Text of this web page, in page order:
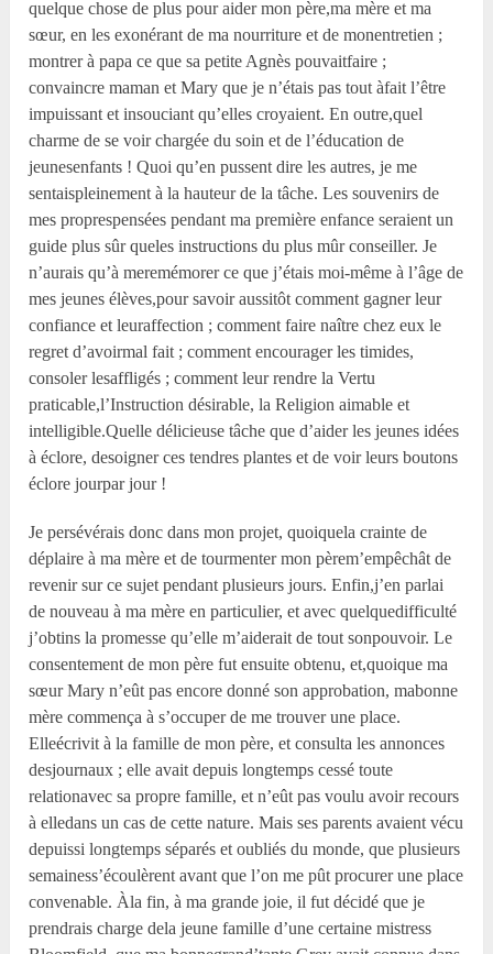
quelque chose de plus pour aider mon père,ma mère et ma
sœur, en les exonérant de ma nourriture et de monentretien ;
montrer à papa ce que sa petite Agnès pouvaitfaire ;
convaincre maman et Mary que je n’étais pas tout àfait l’être
impuissant et insouciant qu’elles croyaient. En outre,quel
charme de se voir chargée du soin et de l’éducation de
jeunesenfants ! Quoi qu’en pussent dire les autres, je me
sentaispleinement à la hauteur de la tâche. Les souvenirs de
mes proprespensées pendant ma première enfance seraient un
guide plus sûr queles instructions du plus mûr conseiller. Je
n’aurais qu’à meremémorer ce que j’étais moi-même à l’âge de
mes jeunes élèves,pour savoir aussitôt comment gagner leur
confiance et leuraffection ; comment faire naître chez eux le
regret d’avoirmal fait ; comment encourager les timides,
consoler lesaffligés ; comment leur rendre la Vertu
praticable,l’Instruction désirable, la Religion aimable et
intelligible.Quelle délicieuse tâche que d’aider les jeunes idées
à éclore, desoigner ces tendres plantes et de voir leurs boutons
éclore jourpar jour !
Je persévérais donc dans mon projet, quoiquela crainte de
déplaire à ma mère et de tourmenter mon pèrem’empêchât de
revenir sur ce sujet pendant plusieurs jours. Enfin,j’en parlai
de nouveau à ma mère en particulier, et avec quelquedifficulté
j’obtins la promesse qu’elle m’aiderait de tout sonpouvoir. Le
consentement de mon père fut ensuite obtenu, et,quoique ma
sœur Mary n’eût pas encore donné son approbation, mabonne
mère commença à s’occuper de me trouver une place.
Elleécrivit à la famille de mon père, et consulta les annonces
desjournaux ; elle avait depuis longtemps cessé toute
relationavec sa propre famille, et n’eût pas voulu avoir recours
à elledans un cas de cette nature. Mais ses parents avaient vécu
depuissi longtemps séparés et oubliés du monde, que plusieurs
semainess’écoulèrent avant que l’on me pût procurer une place
convenable. Àla fin, à ma grande joie, il fut décidé que je
prendrais charge dela jeune famille d’une certaine mistress